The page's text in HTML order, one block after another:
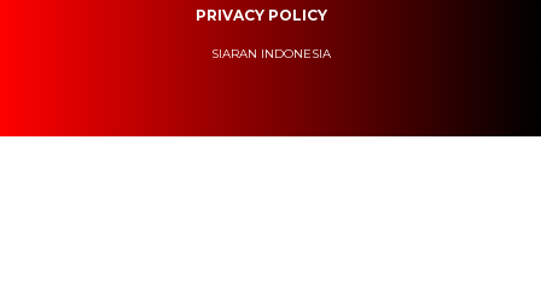
PRIVACY POLICY
SIARAN INDONESIA